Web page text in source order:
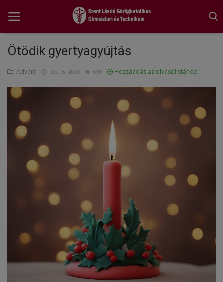
Főoldal
A tanév rendje
Diákönkormányzat
Egészségnevelés
Hitélet
Igazgatói köszöntő
Képzéseink
Pályázatok
Ötödik gyertyagyújtás
Advent Dec 16, 2023 690 Hozzáadás az olvasólistához